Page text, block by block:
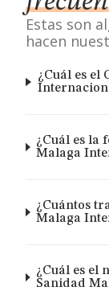
Estas son
hacen
¿Cuál es el
¿Cuál es la
Malaga
¿Cuántos
Malaga
¿Cuál es el
Sanidad